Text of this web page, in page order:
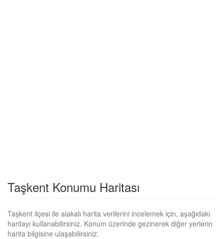
Taşkent Konumu Haritası
Taşkent ilçesi ile alakalı harita verilerini incelemek için, aşağıdaki
haritayı kullanabilirsiniz. Konum üzerinde gezinerek diğer yerlerin
harita bilgisine ulaşabilirsiniz.